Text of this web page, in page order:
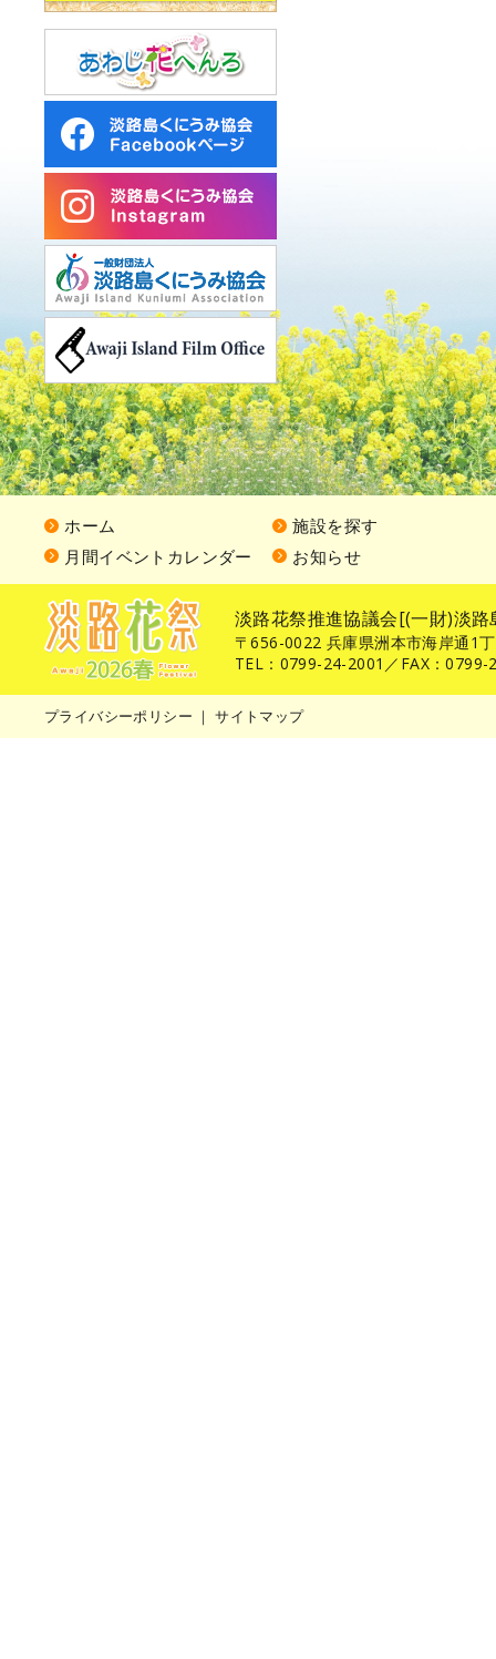
ホーム
施設を探す
月間イベントカレンダー
お知らせ
淡路花祭推進協議会[(一財)淡
〒656-0022 兵庫県洲本市海岸通1
TEL：0799-24-2001／FAX：0799-
プライバシーポリシー ｜サイトマップ